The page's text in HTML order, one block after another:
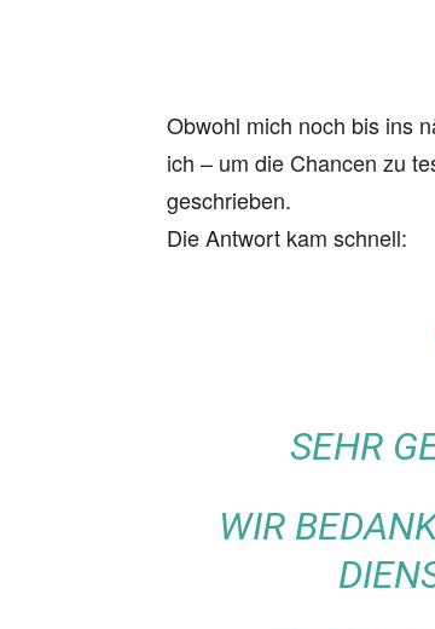
Obwohl mich noch bis ins
ich – um die Chancen zu
geschrieben.
Die Antwort kam schnell:
SEHR
WIR